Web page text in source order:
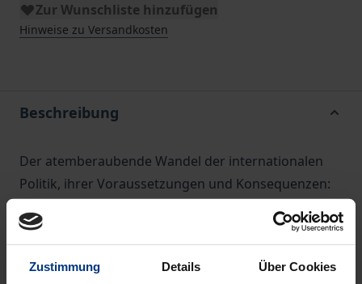
Zustimmung Details Über Cookies
Zur Wunschliste hinzufügen
Hinweise zu Versandkosten
Beschreibung
Der atemberaubende Wandel der internationalen
Politik, ihrer Voraussetzungen und Konsequenzen:
Blütezeit bescheren? Der Ost-West-Konflikt wurde in
zügig beendet, – der Ausbruch des blutigen